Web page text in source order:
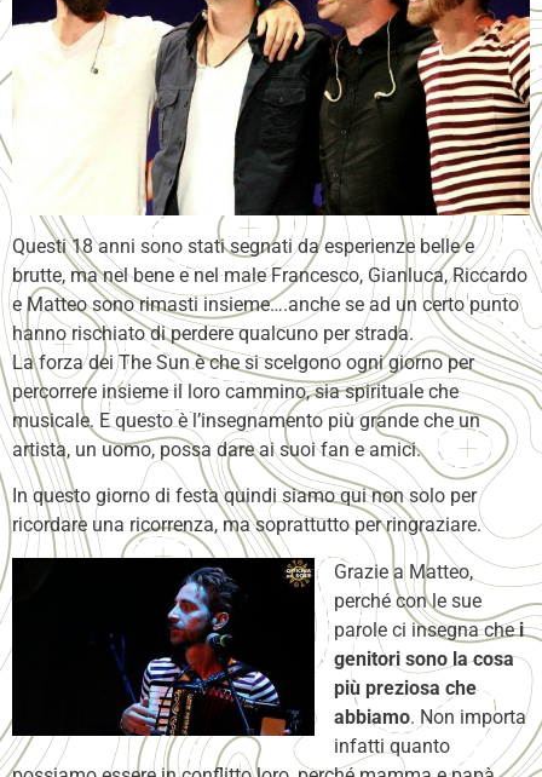
Questi 18 anni sono stati segnati da esperienze belle e
brutte, ma nel bene e nel male Francesco, Gianluca, Riccardo
e Matteo sono rimasti insieme….anche se ad un certo punto
hanno rischiato di perdere qualcuno per strada.
La forza dei The Sun è che si scelgono ogni giorno per
percorrere insieme il loro cammino, sia spirituale che
musicale. E questo è l’insegnamento più grande che un
artista, un uomo, possa dare ai suoi fan e amici.
In questo giorno di festa quindi siamo qui non solo per
ricordare una ricorrenza, ma soprattutto per ringraziare.
Grazie a Matteo,
perché con le sue
parole ci insegna chei
genitori sono la cosa
più preziosa che
abbiamo. Non importa
infatti quanto